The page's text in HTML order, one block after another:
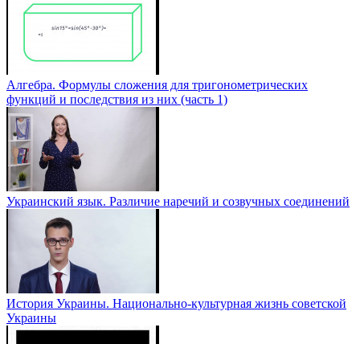
Алгебра. Формулы сложения для тригонометрических
функций и последствия из них (часть 1)
Украинский язык. Различие наречий и созвучных соединений
История Украины. Национально-культурная жизнь советской
Украины